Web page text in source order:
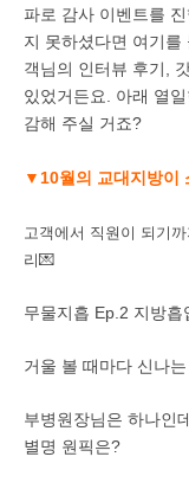
파로 감사 이벤트를
지 못하셨다면 여기를
객님의 인터뷰 후기,
있었거든요. 아래 열
감해 주실 거죠?
▼10월의 교대지방이
고객에서 직원이 되기
리💌
무물지흡 Ep.2 지방
거울 볼 때마다 신나
부병원장님은 하나인
별명 원픽은?